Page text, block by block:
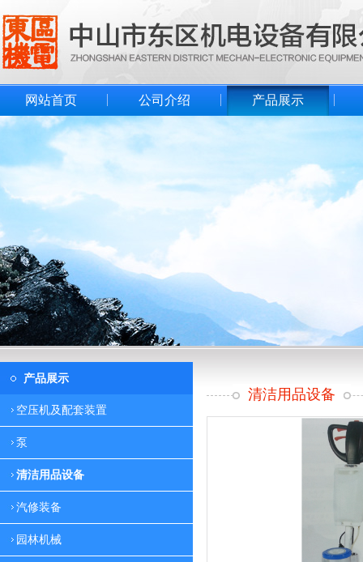
网站首页 公司介绍 产品展示
产品展示
空压机及配套装置
泵
清洁用品设备
汽修装备
园林机械
清洁用品设备